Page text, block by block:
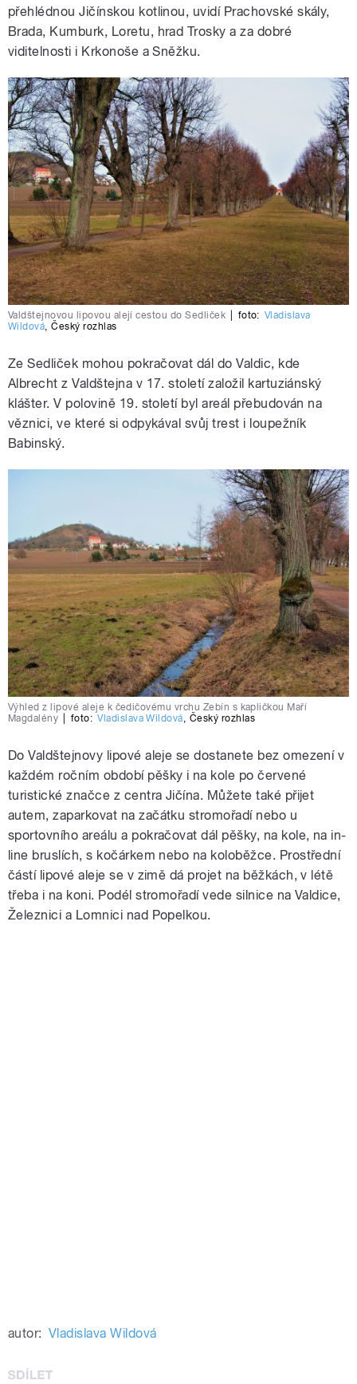
přehlédnou Jičínskou kotlinou, uvidí Prachovské skály,
Brada, Kumburk, Loretu, hrad Trosky a za dobré
viditelnosti i Krkonoše a Sněžku.
Valdštejnovou lipovou alejí cestou do Sedliček foto: Vladislava
Wildová,Český rozhlas
Ze Sedliček mohou pokračovat dál do Valdic, kde
Albrecht z Valdštejna v 17. století založil kartuziánský
klášter. V polovině 19. století byl areál přebudován na
věznici, ve které si odpykával svůj trest i loupežník
Babinský.
Výhled z lipové aleje k čedičovému vrchu Zebín s kapličkou Maří
Magdalény
foto: Vladislava Wildová, Český rozhlas
Do Valdštejnovy lipové aleje se dostanete bez omezení v
každém ročním období pěšky i na kole po červené
turistické značce z centra Jičína. Můžete také přijet
autem, zaparkovat na začátku stromořadí nebo u
sportovního areálu a pokračovat dál pěšky, na kole, na in-
line bruslích, s kočárkem nebo na koloběžce. Prostřední
částí lipové aleje se v zimě dá projet na běžkách, v létě
třeba i na koni. Podél stromořadí vede silnice na Valdice,
Železnici a Lomnici nad Popelkou.
autor: Vladislava Wildová